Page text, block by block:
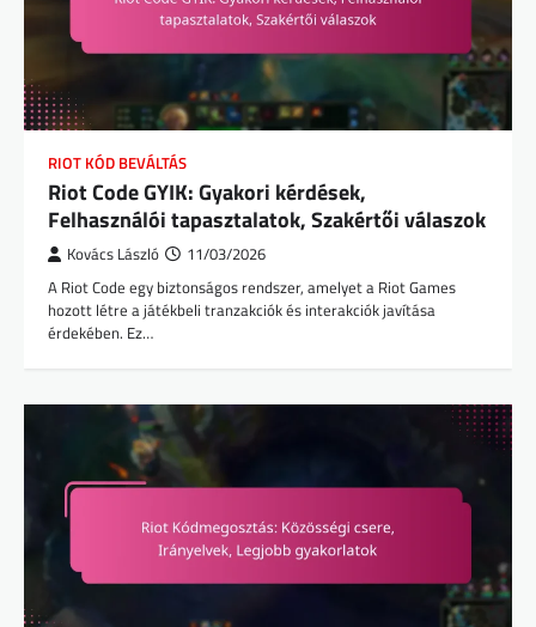
RIOT KÓD BEVÁLTÁS
Riot Code GYIK: Gyakori kérdések,
Felhasználói tapasztalatok, Szakértői válaszok
Kovács László 11/03/2026
A Riot Code egy biztonságos rendszer, amelyet a Riot Games
hozott létre a játékbeli tranzakciók és interakciók javítása
érdekében. Ez…